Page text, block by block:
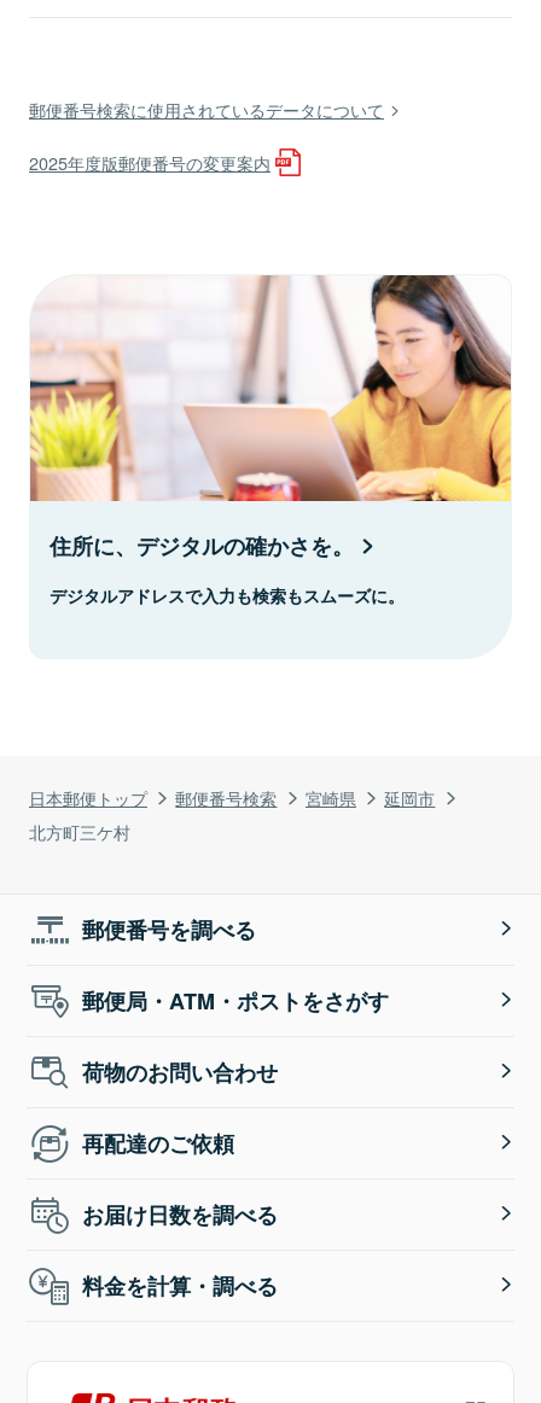
日本郵便トップ 郵便番号検索 宮崎県
延岡市
北方町三ケ村
郵便番号検索に使用されているデータについて
2025年度版郵便番号の変更案内
住所に、デジタルの確かさを。
デジタルアドレスで入力も検索もスムーズに。
郵便番号を調べる
郵便局・ATM・ポストをさがす
荷物のお問い合わせ
再配達のご依頼
お届け日数を調べる
料金を計算・調べる